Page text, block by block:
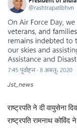
Jst_news
राष्ट्रपति ने दी वायुसेना
राष्ट्रपति रामनाथ